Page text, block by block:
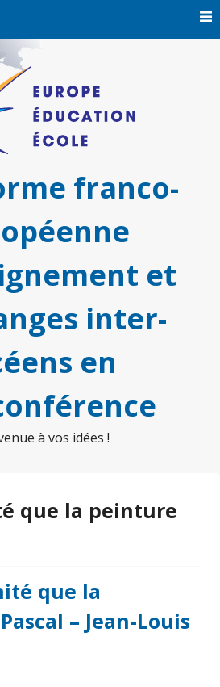
franco-
et
inter-
en
à vos idées !
que la peinture
que la
– Jean-Louis